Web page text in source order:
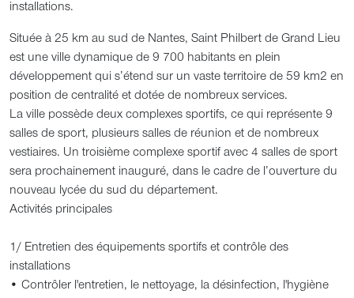
installations.
Située à 25 km au sud de Nantes, Saint Philbert de Grand Lieu
est une ville dynamique de 9 700 habitants en plein
développement qui s’étend sur un vaste territoire de 59 km2 en
position de centralité et dotée de nombreux services.
La ville possède deux complexes sportifs, ce qui représente 9
salles de sport, plusieurs salles de réunion et de nombreux
vestiaires. Un troisième complexe sportif avec 4 salles de sport
sera prochainement inauguré, dans le cadre de l’ouverture du
nouveau lycée du sud du département.
Activités principales
1/ Entretien des équipements sportifs et contrôle des
installations
• Contrôler l'entretien, le nettoyage, la désinfection, l'hygiène